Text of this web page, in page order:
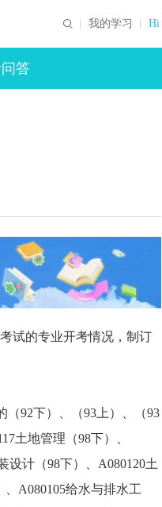
我的学习 Hi
答
试的专业开考情况，制订
92下）、（93上）、（93
土地管理（98下）、
设计（98下）、A080120土
A080105给水与排水工